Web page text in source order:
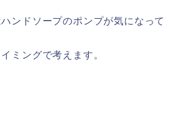
ンドソープのポンプが気になって
ミングで考えます。